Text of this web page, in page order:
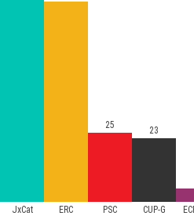
JxCat ERC PSC CUP-G
25 23